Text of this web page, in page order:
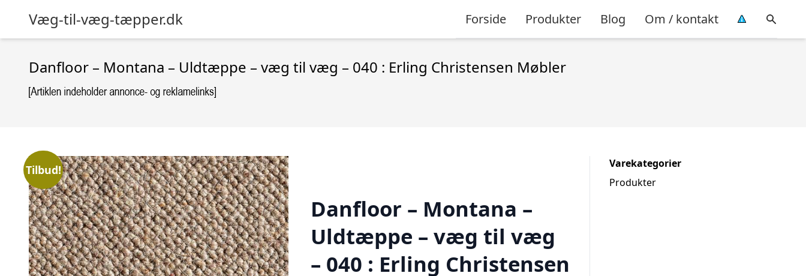
Væg-til-væg-tæpper.dk Forside Produkter Blog Om / kontakt
Danfloor – Montana – Uldtæppe – væg til væg – 040 : Erling Christensen Møbler
Tilbud!
Danfloor – Montana –
Uldtæppe – væg til væg
– 040 : Erling Christensen
Varekategorier
Produkter